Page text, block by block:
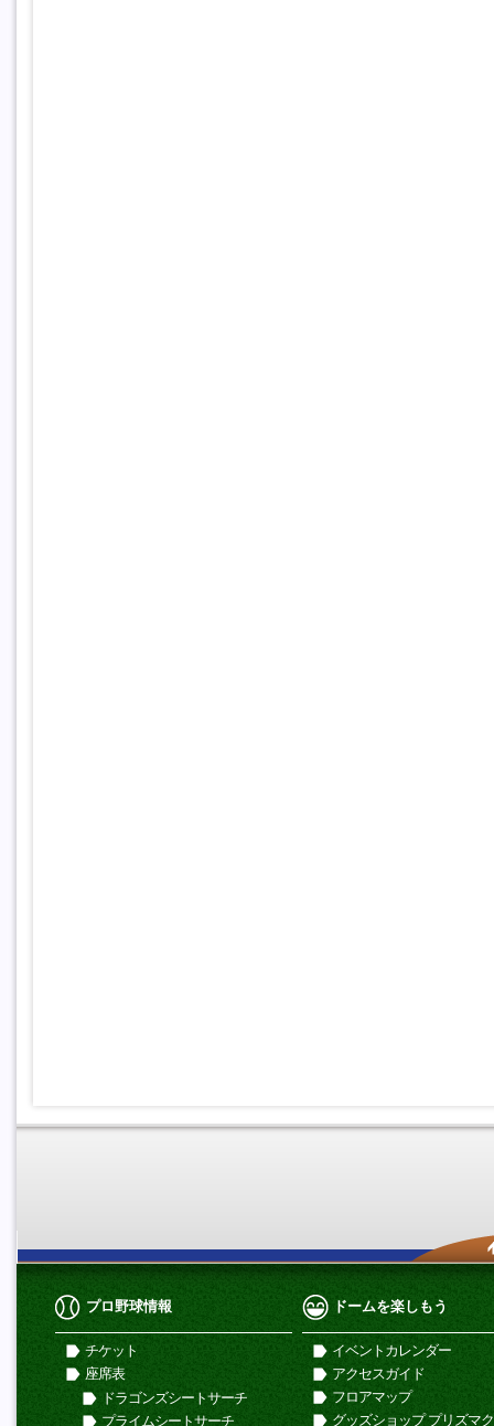
プロ野球情報
チケット
座席表
ドラゴンズシートサーチ
プライムシートサーチ
ドームを楽しもう
イベントカレンダー
アクセスガイド
フロアマップ
グッズショップ プリズマ